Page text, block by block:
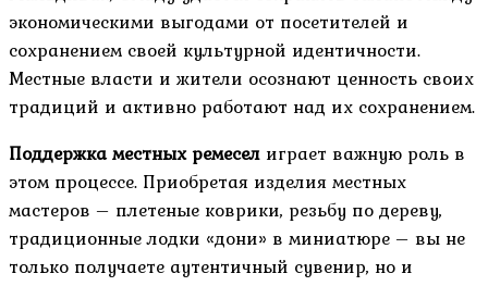
экономическими выгодами от посетителей и
сохранением своей культурной идентичности.
Местные власти и жители осознают ценность своих
традиций и активно работают над их сохранением.
Поддержка местных ремесел играет важную роль в
этом процессе. Приобретая изделия местных
мастеров – плетеные коврики, резьбу по дереву,
традиционные лодки «дони» в миниатюре – вы не
только получаете аутентичный сувенир, но и